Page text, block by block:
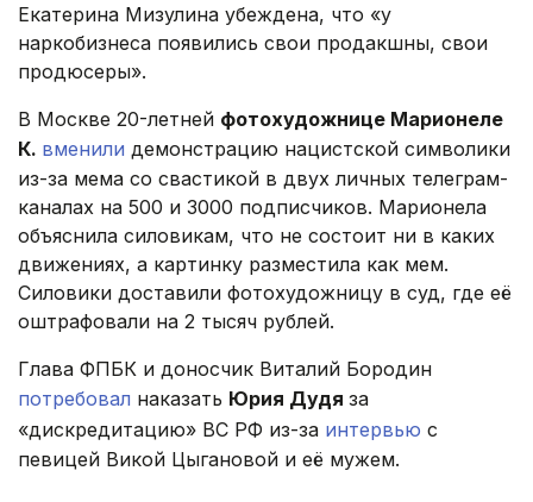
Екатерина Мизулина убеждена, что «у
наркобизнеса появились свои продакшны, свои
продюсеры».
В Москве 20-летней фотохудожнице Марионеле
К. вменили демонстрацию нацистской символики
из-за мема со свастикой в двух личных телеграм-
каналах на 500 и 3000 подписчиков. Марионела
объяснила силовикам, что не состоит ни в каких
движениях, а картинку разместила как мем.
Силовики доставили фотохудожницу в суд, где её
оштрафовали на 2 тысяч рублей.
Глава ФПБК и доносчик Виталий Бородин
потребовал наказать Юрия Дудя за
«дискредитацию» ВС РФ из-за интервью с
певицей Викой Цыгановой и её мужем.